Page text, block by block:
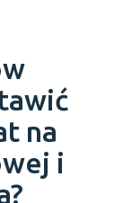
na
i